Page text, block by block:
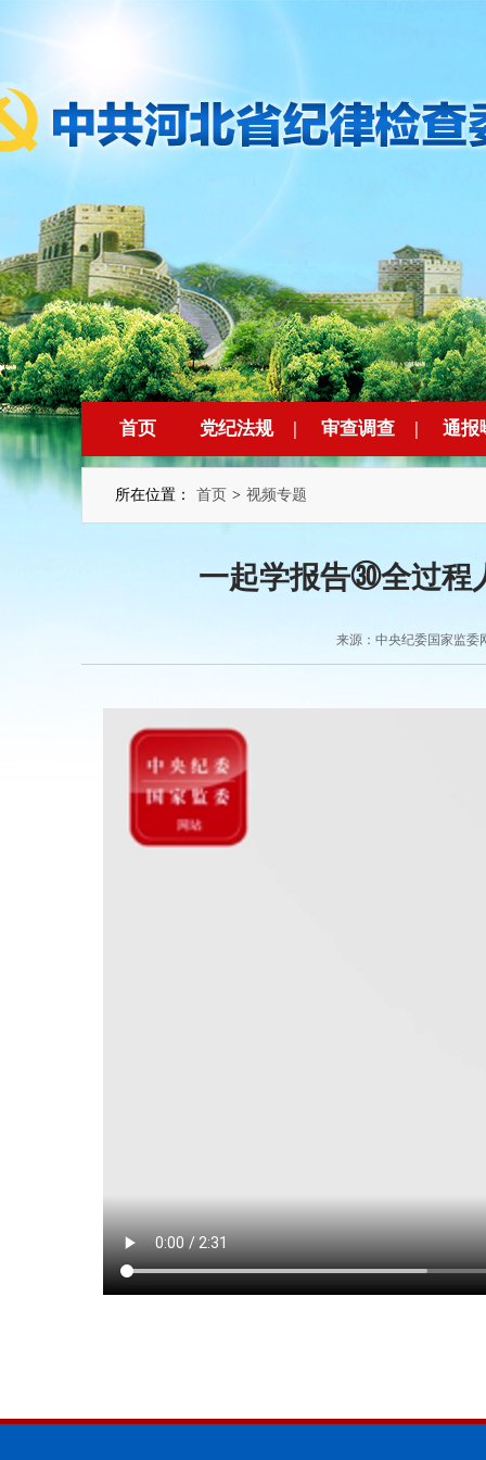
首页 党纪法规 | 审查调查 | 通报
所在位置： 首页 > 视频专题
一起学报告㉚全过程
来源：中央纪委国家监